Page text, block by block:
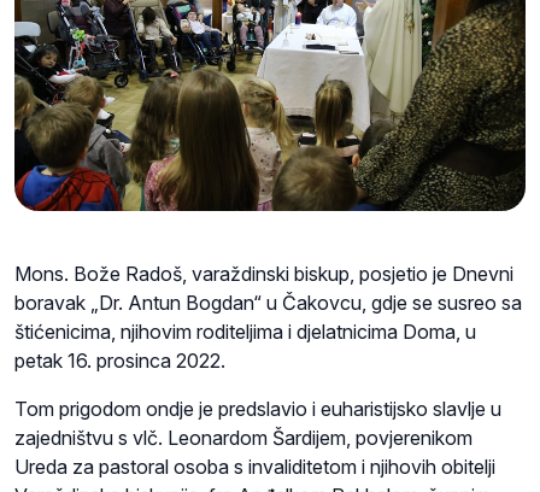
Mons. Bože Radoš, varaždinski biskup, posjetio je Dnevni
boravak „Dr. Antun Bogdan“ u Čakovcu, gdje se susreo sa
štićenicima, njihovim roditeljima i djelatnicima Doma, u
petak 16. prosinca 2022.
Tom prigodom ondje je predslavio i euharistijsko slavlje u
zajedništvu s vlč. Leonardom Šardijem, povjerenikom
Ureda za pastoral osoba s invaliditetom i njihovih obitelji